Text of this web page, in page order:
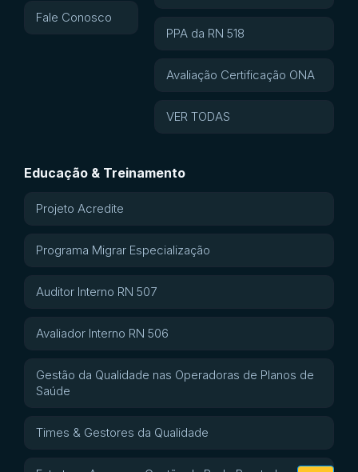
Fale Conosco
PPA da RN 518
Avaliação Certificação ONA
VER TODAS
Educação & Treinamento
Projeto Acredite
Programa Migrar Especialização
Auditor Interno RN 507
Avaliador Interno RN 506
Gestão da Qualidade nas Operadoras de Planos de
Saúde
Times & Gestores da Qualidade